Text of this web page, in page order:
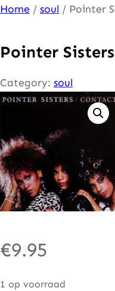
Ga
de
inhoud
Home / soul / Pointer
Pointer
Category: soul
€9.95
1 op voorraad